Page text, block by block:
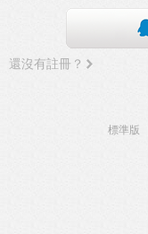
還沒有註冊？
標準版